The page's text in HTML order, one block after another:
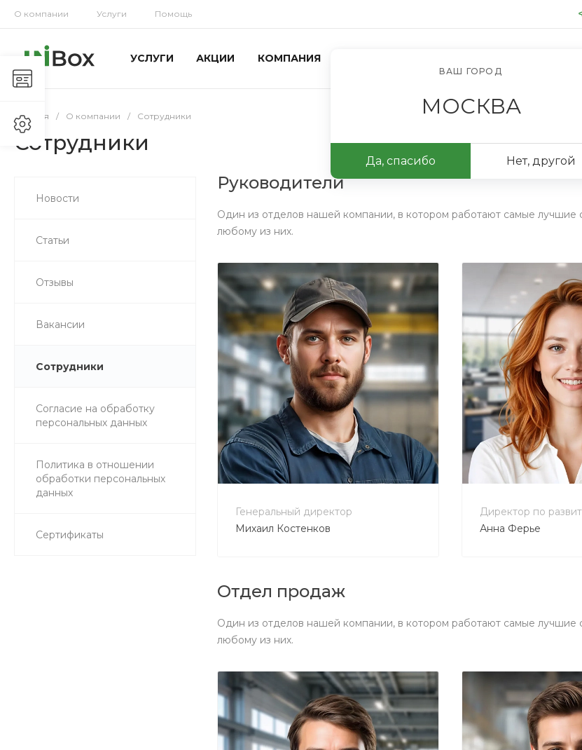
О компании Услуги Помощь
УСЛУГИ АКЦИИ КОМПАНИЯ
Главная / О компании / Сотрудники
Сотрудники
Новости
Статьи
Отзывы
Вакансии
Сотрудники
Согласие на обработку
персональных данных
Политика в отношении
обработки персональных
данных
Сертификаты
Руководители
Один из отделов нашей компании, в котором работают самые лучшие
любому из них.
Генеральный директор
Михаил Костенков
+7 800 900-80-90
no-reply@intecweb.ru
Директор по
Анна Ферье
+7 800 900-80-
no-
Отдел продаж
Один из отделов нашей компании, в котором работают самые
любому из них.
ВАШ ГОРОД
МОСКВА
Да, спасибо Нет, другой